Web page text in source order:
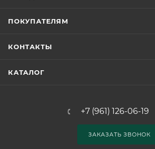
ПОКУПАТЕЛЯМ
КОНТАКТЫ
КАТАЛОГ
+7 (961) 126-06-19
ЗАКАЗАТЬ ЗВОНОК